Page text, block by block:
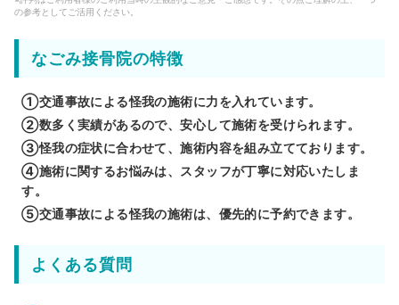
の参考としてご活用ください。
なごみ接骨院の特徴
①交通事故による怪我の施術に力を入れています。
②数多く実績があるので、安心して施術を受けられます。
③怪我の症状に合わせて、施術内容を組み立てております。
④施術に関するお悩みは、スタッフが丁寧に対応いたしま
す。
⑤交通事故による怪我の施術は、優先的に予約できます。
よくある質問